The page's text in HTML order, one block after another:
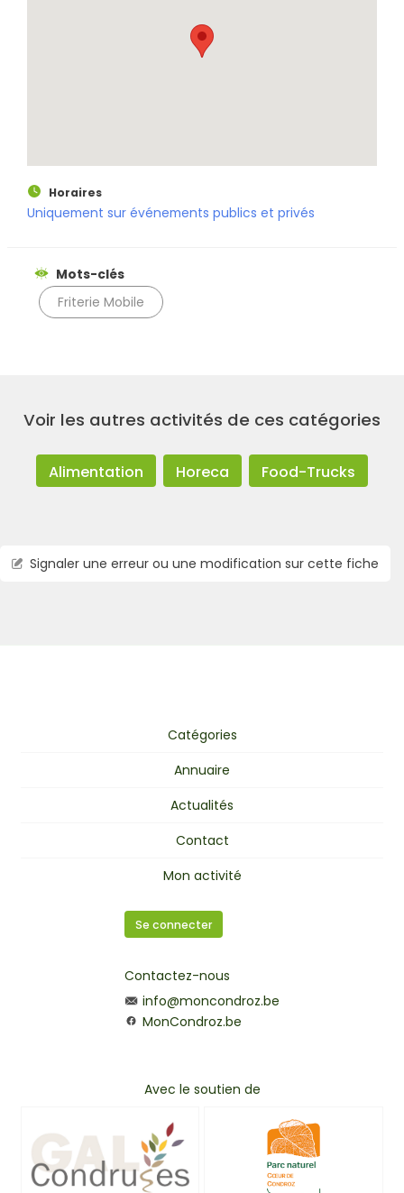
Horaires
Uniquement sur événements publics et privés
Mots-clés
Friterie Mobile
Voir les autres activités de ces catégories
Alimentation Horeca Food-Trucks
Signaler une erreur ou une modification sur cette fiche
Catégories
Annuaire
Actualités
Contact
Mon activité
Se connecter
Contactez-nous
info@moncondroz.be
MonCondroz.be
Avec le soutien de